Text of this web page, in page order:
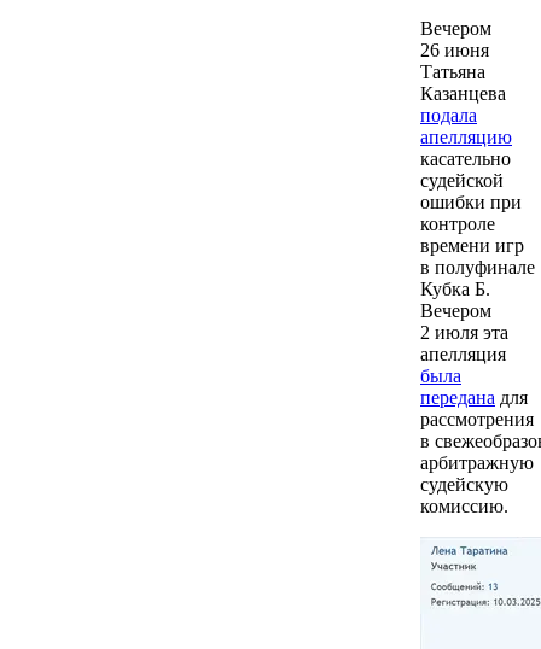
Вечером
26 июня
Татьяна
Казанцева
подала
апелляцию
касательно
судейской
ошибки при
контроле
времени игр
в полуфинале
Кубка Б.
Вечером
2 июля эта
апелляция
была
передана для
рассмотрения
в
арбитражную
судейскую
комиссию.